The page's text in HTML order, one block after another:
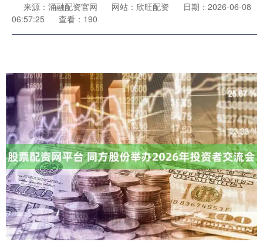
来源：涌融配资官网 网站：欣旺配资
日期：2026-06-08
06:57:25
查看：190